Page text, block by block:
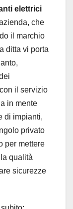
elettrici
che
il marchio
ditta vi porta
il servizio
in mente
di impianti,
privato
per mettere
qualità
sicurezze